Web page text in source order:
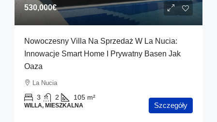
530,000€
Nowoczesny Villa Na Sprzedaż W La Nucia:
Innowacje Smart Home I Prywatny Basen Jak
Oaza
La Nucia
3 2 105 m²
WILLA, MIESZKALNA Szczegóły